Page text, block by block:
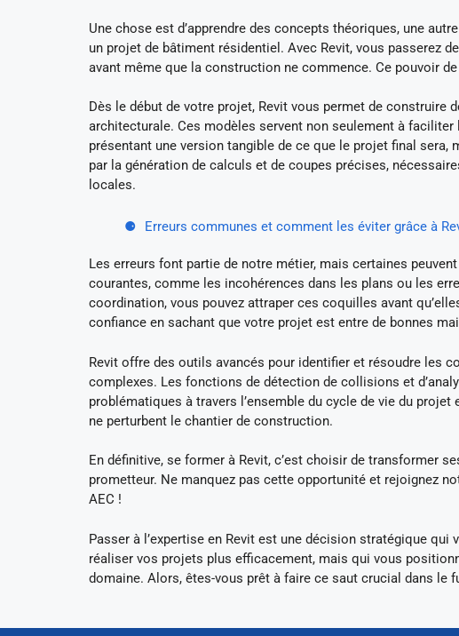
Une chose est d’apprendre des concepts théoriques, une
un projet de bâtiment résidentiel. Avec Revit, vous passerez
avant même que la construction ne commence. Ce pouvoir
Dès le début de votre projet, Revit vous permet de
architecturale. Ces modèles servent non seulement à
présentant une version tangible de ce que le projet final
par la génération de calculs et de coupes précises,
locales.
Erreurs communes et comment les éviter grâce à
Les erreurs font partie de notre métier, mais certaines
courantes, comme les incohérences dans les plans ou les
coordination, vous pouvez attraper ces coquilles avant
confiance en sachant que votre projet est entre de bonnes
Revit offre des outils avancés pour identifier et résoudre les
complexes. Les fonctions de détection de collisions et
problématiques à travers l’ensemble du cycle de vie du
ne perturbent le chantier de construction.
En définitive, se former à Revit, c’est choisir de transformer
prometteur. Ne manquez pas cette opportunité et rejoignez
AEC !
Passer à l’expertise en Revit est une décision stratégique
réaliser vos projets plus efficacement, mais qui vous
domaine. Alors, êtes-vous prêt à faire ce saut crucial dans le